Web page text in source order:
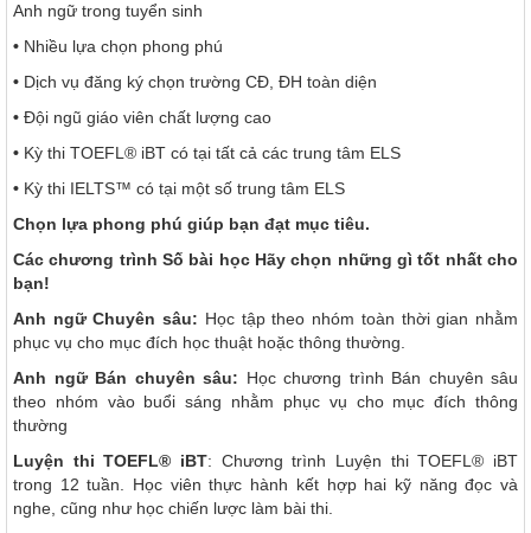
Anh ngữ trong tuyển sinh
• Nhiều lựa chọn phong phú
• Dịch vụ đăng ký chọn trường CĐ, ĐH toàn diện
• Đội ngũ giáo viên chất lượng cao
• Kỳ thi TOEFL® iBT có tại tất cả các trung tâm ELS
• Kỳ thi IELTS™ có tại một số trung tâm ELS
Chọn lựa phong phú giúp bạn đạt mục tiêu.
Các chương trình Số bài học Hãy chọn những gì tốt nhất cho
bạn!
Anh ngữ Chuyên sâu: Học tập theo nhóm toàn thời gian nhằm
phục vụ cho mục đích học thuật hoặc thông thường.
Anh ngữ Bán chuyên sâu: Học chương trình Bán chuyên sâu
theo nhóm vào buổi sáng nhằm phục vụ cho mục đích thông
thường
Luyện thi TOEFL® iBT: Chương trình Luyện thi TOEFL® iBT
trong 12 tuần. Học viên thực hành kết hợp hai kỹ năng đọc và
nghe, cũng như học chiến lược làm bài thi.